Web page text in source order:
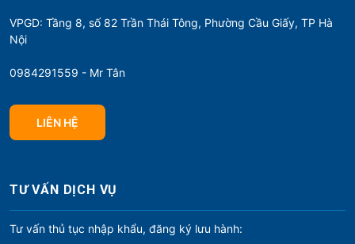
VPGD: Tầng 8, số 82 Trần Thái Tông, Phường Cầu Giấy, TP Hà
Nội
0984291559 - Mr Tân
LIÊN HỆ
TƯ VẤN DỊCH VỤ
Tư vấn thủ tục nhập khẩu, đăng ký lưu hành: